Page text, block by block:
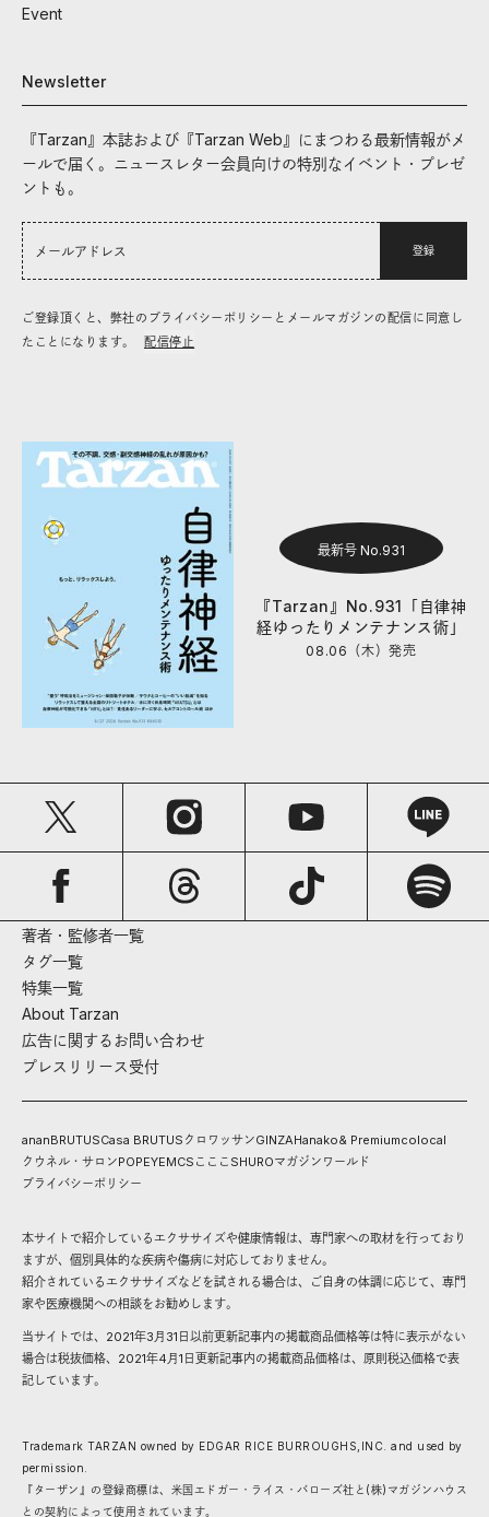
Event
Newsletter
『Tarzan』本誌および『Tarzan Web』にまつわる最新情報がメ
ールで届く。ニュースレター会員向けの特別なイベント・プレゼ
ントも。
登録
ご登録頂くと、弊社のプライバシーポリシーとメールマガジンの配信に同意し
たことになります。
配信停止
最新号 No.931
『Tarzan』No.931「自律神
経ゆったりメンテナンス術」
08.06（木）発売
著者・監修者一覧
タグ一覧
特集一覧
About Tarzan
広告に関するお問い合わせ
プレスリリース受付
ananBRUTUSCasa BRUTUS クロワッサンGINZAHanako& Premiumcolocal
クウネル・サロンPOPEYEMCS こここ SHUROマガジンワールド
プライバシーポリシー
本サイトで紹介しているエクササイズや健康情報は、専門家への取材を行っており
ますが、個別具体的な疾病や傷病に対応しておりません。
紹介されているエクササイズなどを試される場合は、ご自身の体調に応じて、専門
家や医療機関への相談をお勧めします。
当サイトでは、2021年3月31日以前更新記事内の掲載商品価格等は特に表示がない
場合は税抜価格、2021年4月1日更新記事内の掲載商品価格は、原則税込価格で表
記しています。
Trademark TARZAN owned by EDGAR RICE BURROUGHS,INC. and used by
permission.
『ターザン』の登録商標は、米国エドガー・ライス・バローズ社と(株)マガジンハウス
との契約によって使用されています。